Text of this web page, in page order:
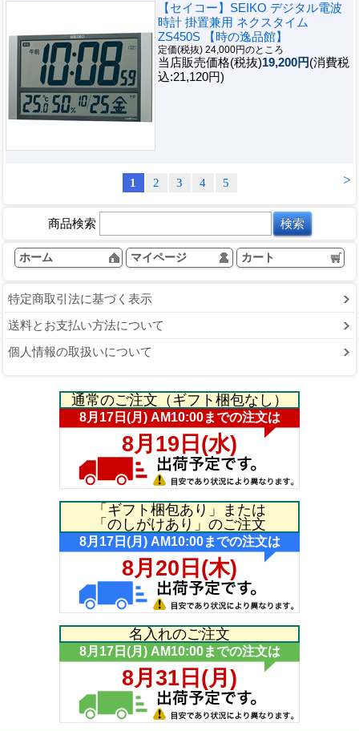
【セイコー】SEIKO デジタル電波
時計 掛置兼用 ネクスタイム
ZS450S 【時の逸品館】
定価(税抜) 24,000円のところ
当店販売価格(税抜)19,200円(消費税
込:21,120円)
>
1 2 3 4 5
商品検索
ホーム マイページ カート
特定商取引法に基づく表示
送料とお支払い方法について
個人情報の取扱いについて
通常のご注文（ギフト梱包なし）
「ギフト梱包あり」または
「のしがけあり」のご注文
名入れのご注文